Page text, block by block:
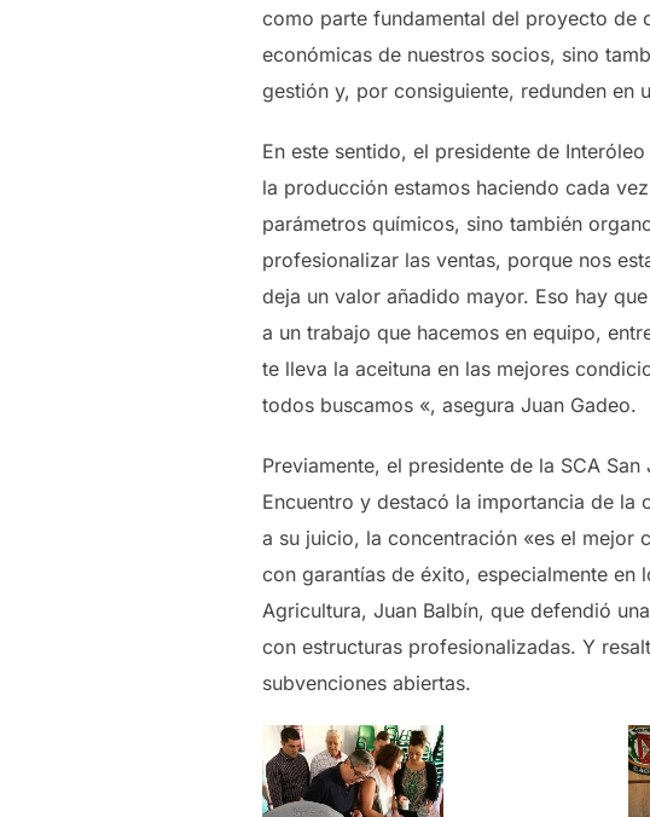
como parte fundamental del proyecto de
económicas de nuestros socios, sino
gestión y, por consiguiente, redunden en
En este sentido, el presidente de
la producción estamos haciendo cada
parámetros químicos, sino también
profesionalizar las ventas, porque nos
deja un valor añadido mayor. Eso hay
a un trabajo que hacemos en equipo,
te lleva la aceituna en las mejores
todos buscamos «, asegura Juan Gadeo.
Previamente, el presidente de la SCA
Encuentro y destacó la importancia de la
a su juicio, la concentración «es el mejor
con garantías de éxito, especialmente
Agricultura, Juan Balbín, que defendió
con estructuras profesionalizadas. Y
subvenciones abiertas.